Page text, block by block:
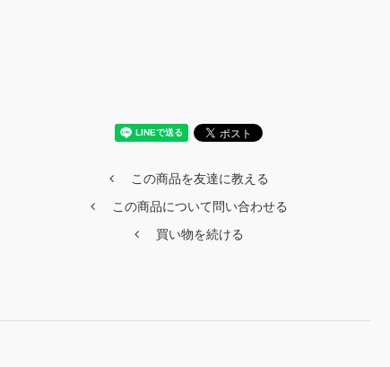
この商品を友達に教える
この商品について問い合わせる
買い物を続ける